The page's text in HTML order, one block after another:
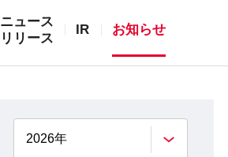
ニュース
リリース
IR お知らせ
2026年